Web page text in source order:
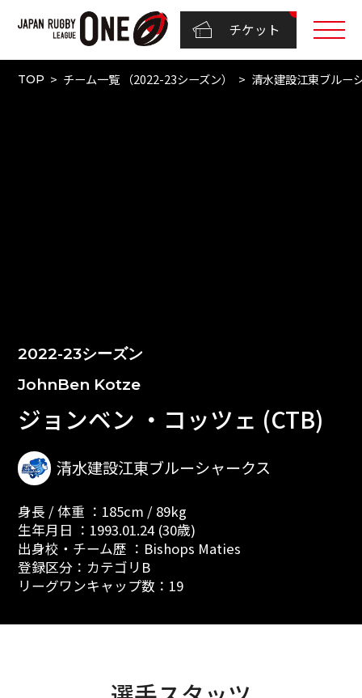
チケット
TOP チーム一覧 （2022-23シーズン） 清水建設江東ブルー
2022-23シーズン
JohnBen Kotze
ジョンベン ・コッツェ (CTB)
清水建設江東ブルーシャークス
身長 / 体重 ：185cm / 89kg
生年月日 ：1993.01.24 (30歳)
出身校・チーム歴 ：Bishops Maties
登録区分：カテゴリB
リーグワンキャップ数：19